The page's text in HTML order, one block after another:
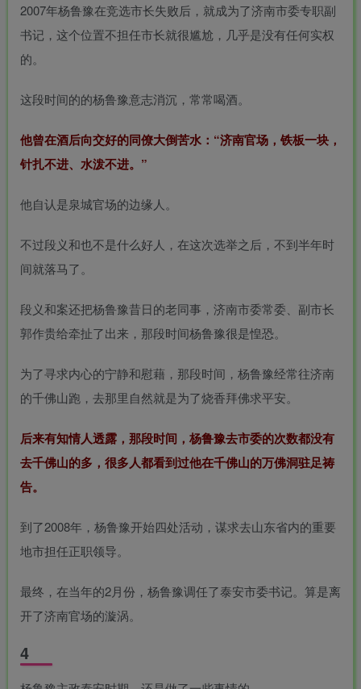
2007年杨鲁豫在竞选市长失败后，就成为了济南市委专职副
书记，这个位置不担任市长就很尴尬，几乎是没有任何实权
的。
这段时间的的杨鲁豫意志消沉，常常喝酒。
他曾在酒后向交好的同僚大倒苦水：“济南官场，铁板一块，
针扎不进、水泼不进。”
他自认是泉城官场的边缘人。
不过段义和也不是什么好人，在这次选举之后，不到半年时
间就落马了。
段义和案还把杨鲁豫昔日的老同事，济南市委常委、副市长
郭作贵给牵扯了出来，那段时间杨鲁豫很是惶恐。
为了寻求内心的宁静和慰藉，那段时间，杨鲁豫经常往济南
的千佛山跑，去那里自然就是为了烧香拜佛求平安。
后来有知情人透露，那段时间，杨鲁豫去市委的次数都没有
去千佛山的多，很多人都看到过他在千佛山的万佛洞驻足祷
告。
到了2008年，杨鲁豫开始四处活动，谋求去山东省内的重要
地市担任正职领导。
最终，在当年的2月份，杨鲁豫调任了泰安市委书记。算是离
开了济南官场的漩涡。
4